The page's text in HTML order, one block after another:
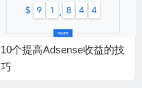
10个提高Adsense收益的技
巧